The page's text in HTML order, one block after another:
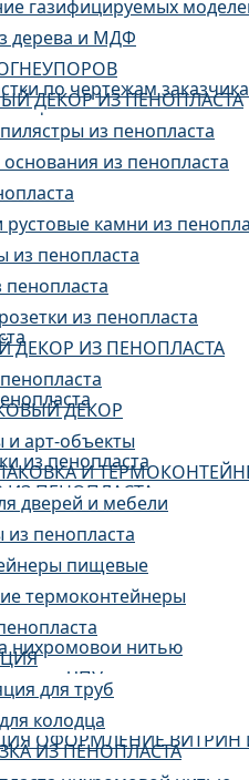
газифицируемых
дерева и МДФ
ДЕКОР ИЗ ПЕНОПЛАСТА
из пенопласта
из пенопласта
камни из
из пенопласта
из пенопласта
ДЕКОР ИЗ ПЕНОПЛАСТА
ДЕКОР
и арт-объекты
И
дверей и мебели
пенопласта
пищевые
термоконтейнеры
для труб
колодца
ИЗ ПЕНОПЛАСТА
по чертежам заказчика
форм
моделей из
и МДФ
ИЗ ПЕНОПЛАСТА
из пенопласта
из пенопласта
камни из пенопласта
из пенопласта
ПЕНОПЛАСТА
объекты
нихромовой нитью
на ЧПУ
изделий из пенопласта
ОФОРМЛЕНИЕ ВИТРИН